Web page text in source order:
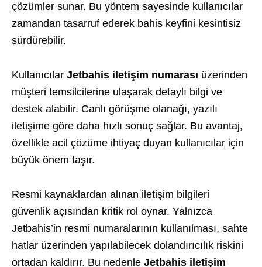
çözümler sunar. Bu yöntem sayesinde kullanıcılar
zamandan tasarruf ederek bahis keyfini kesintisiz
sürdürebilir.
Kullanıcılar Jetbahis iletişim numarası üzerinden
müşteri temsilcilerine ulaşarak detaylı bilgi ve
destek alabilir. Canlı görüşme olanağı, yazılı
iletişime göre daha hızlı sonuç sağlar. Bu avantaj,
özellikle acil çözüme ihtiyaç duyan kullanıcılar için
büyük önem taşır.
Resmi kaynaklardan alınan iletişim bilgileri
güvenlik açısından kritik rol oynar. Yalnızca
Jetbahis’in resmi numaralarının kullanılması, sahte
hatlar üzerinden yapılabilecek dolandırıcılık riskini
ortadan kaldırır. Bu nedenle Jetbahis iletişim